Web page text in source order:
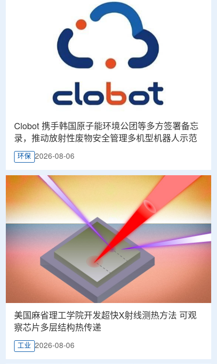
Clobot 携手韩国原子能环境公团等多方签署备忘
录，推动放射性废物安全管理多机型机器人示范
环保 2026-08-06
美国麻省理工学院开发超快X射线测热方法 可观
察芯片多层结构热传递
工业 2026-08-06